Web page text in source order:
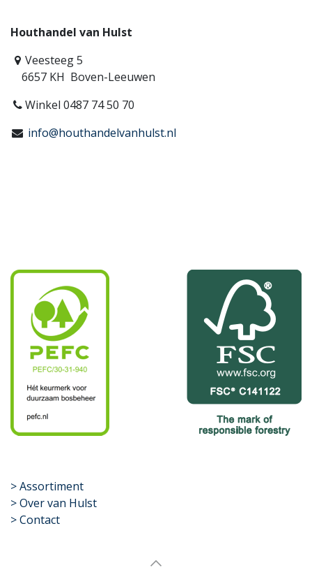
Houthandel van Hulst
Veesteeg 5
6657 KH Boven-Leeuwen
Winkel 0487 74 50 70
info@houthandelvanhulst.nl
​>Assortiment
> Over van Hulst
> Contact